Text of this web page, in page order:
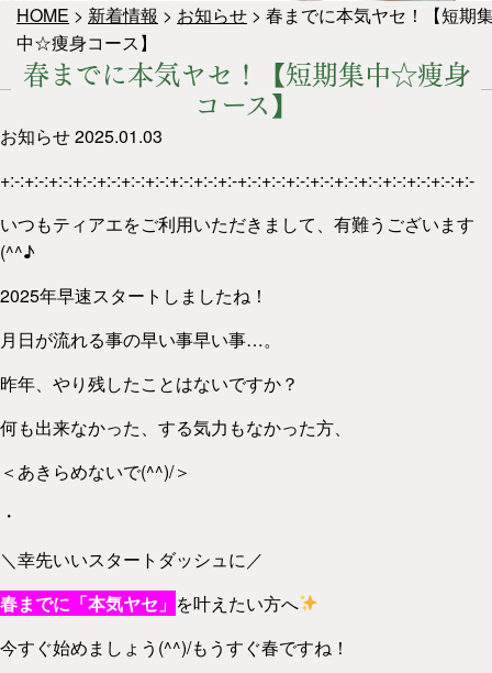
HOME > 新着情報 > お知らせ > 春までに本気ヤセ！【短期
中☆痩身コース】
春までに本気ヤセ！【短期集中☆痩身
コース】
お知らせ2025.01.03
+:-:+:-:+:-:+:-:+:-:+:-:+:-:+:-:+:-:+:-+:-:+:-:+:-:+:-:+:-:+:-:+:-:+:-:+:-:+:-
いつもティアエをご利用いただきまして、有難うございます
(^^♪
2025年早速スタートしましたね！
月日が流れる事の早い事早い事…。
昨年、やり残したことはないですか？
何も出来なかった、する気力もなかった方、
＜あきらめないで(^^)/＞
・
＼幸先いいスタートダッシュに／
春までに「本気ヤセ」 を叶えたい方へ
今すぐ始めましょう(^^)/もうすぐ春ですね！